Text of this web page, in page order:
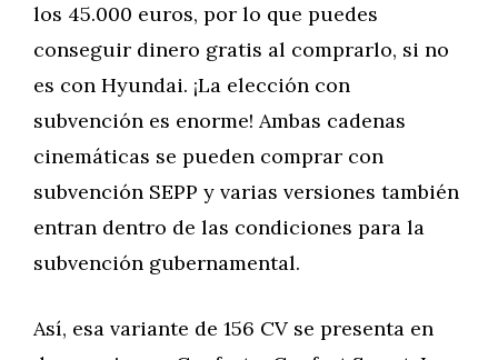
los 45.000 euros, por lo que puedes
conseguir dinero gratis al comprarlo, si no
es con Hyundai. ¡La elección con
subvención es enorme! Ambas cadenas
cinemáticas se pueden comprar con
subvención SEPP y varias versiones también
entran dentro de las condiciones para la
subvención gubernamental.
Así, esa variante de 156 CV se presenta en